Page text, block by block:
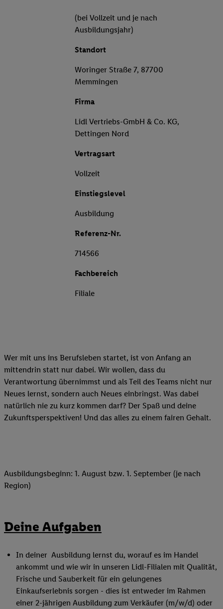
(bei Vollzeit und je nach
Ausbildungsjahr)
Standort
Woringer Straße 7, 87700
Memmingen
Firma
Lidl Vertriebs-GmbH & Co. KG,
Dettingen Nord
Vertragsart
Vollzeit
Einstiegslevel
Ausbildung
Referenz-Nr.
714566
Fachbereich
Filiale
Wer mit uns ins Berufsleben startet, ist von Anfang an
mittendrin statt nur dabei. Wir wollen, dass du
Verantwortung übernimmst und als Teil des Teams nicht nur
Neues lernst, sondern auch Neues einbringst. Was dabei
natürlich nie zu kurz kommen darf? Der Spaß und deine
Zukunftsperspektiven! Und das alles zu einem fairen Gehalt.
Ausbildungsbeginn: 1. August bzw. 1. September (je nach
Region)
Deine Aufgaben
In deiner Ausbildung lernst du, worauf es im Handel
ankommt und wie wir in unseren Lidl-Filialen mit Qualität,
Frische und Sauberkeit für ein gelungenes
Einkaufserlebnis sorgen - dies ist entweder im Rahmen
einer 2-jährigen Ausbildung zum Verkäufer (m/w/d) oder